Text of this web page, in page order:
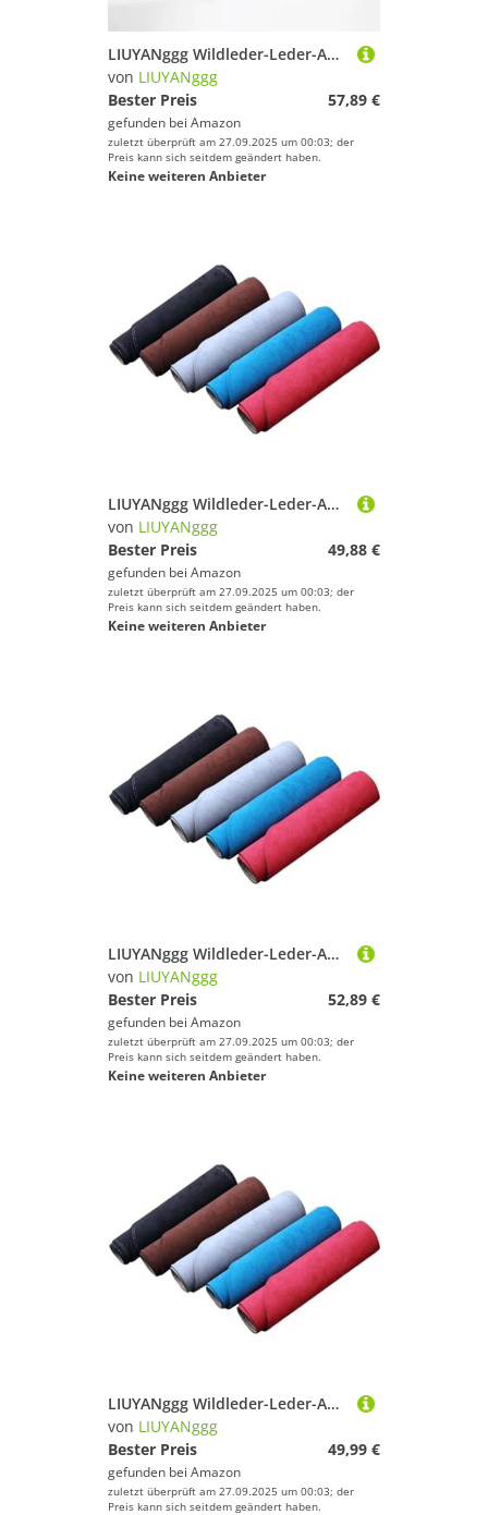
LIUYANggg Wildleder-Leder-Auto-Armaturenbrett-Matte, Armaturenbrett-Pad-Teppich, passend für Maserati GT Gran Turismo 2007 2008–2021, Zubehör
von LIUYANggg
Bester Preis
57,89 €
gefunden bei Amazon
zuletzt überprüft am 27.09.2025 um 00:03; der
Preis kann sich seitdem geändert haben.
Keine weiteren Anbieter
LIUYANggg Wildleder-Leder-Auto-Armaturenbrett-Matte, Armaturenbrett-Pad, Teppich, passend für Hyundai Sonata DN8 2023–2024, Zubehör
von LIUYANggg
Bester Preis
49,88 €
gefunden bei Amazon
zuletzt überprüft am 27.09.2025 um 00:03; der
Preis kann sich seitdem geändert haben.
Keine weiteren Anbieter
LIUYANggg Wildleder-Leder-Auto-Armaturenbrett-Matte, Armaturenbrett-Pad-Teppich, passend für Nissan GT-R GTR R35 2009 2010 2011–2015
von LIUYANggg
Bester Preis
52,89 €
gefunden bei Amazon
zuletzt überprüft am 27.09.2025 um 00:03; der
Preis kann sich seitdem geändert haben.
Keine weiteren Anbieter
LIUYANggg Wildleder-Leder-Auto-Armaturenbrett-Matte, Armaturenbrett-Pad-Teppich, passend für BMW X5 F15 2014–2016, 2017, 2018, X5M-Zubehör
von LIUYANggg
Bester Preis
49,99 €
gefunden bei Amazon
zuletzt überprüft am 27.09.2025 um 00:03; der
Preis kann sich seitdem geändert haben.